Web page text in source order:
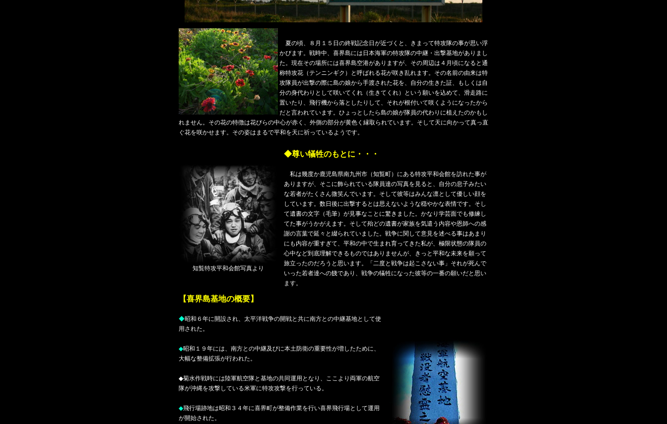
夏の頃、８月１５日の終戦記念日が近づくと、きまって特攻隊の事が思い浮
かびます。戦時中、喜界島には日本海軍の特攻隊の中継・出撃基地がありまし
た。現在その場所には喜界島空港がありますが、その周辺は４月頃になると通
称特攻花（テンニンギク）と呼ばれる花が咲き乱れます。その名前の由来は特
攻隊員が出撃の際に島の娘から手渡された花を、自分の生きた証、もしくは自
分の身代わりとして咲いてくれ（生きてくれ）という願いを込めて、滑走路に
置いたり、飛行機から落としたりして、それが根付いて咲くようになったから
だと言われています。ひょっとしたら島の娘が隊員の代わりに植えたのかもし
れません。その花の特徴は花びらの中心が赤く、外側の部分が黄色く縁取られています。そして天に向かって真っ直
ぐ花を咲かせます。その姿はまるで平和を天に祈っているようです。
知覧特攻平和会館写真より
◆尊い犠牲のもとに・・・
私は幾度か鹿児島県南九州市（知覧町）にある特攻平和会館を訪れた事が
ありますが、そこに飾られている隊員達の写真を見ると、自分の息子みたい
な若者がたくさん微笑んでいます。そして彼等はみんな凛として優しい顔を
しています。数日後に出撃するとは思えないような穏やかな表情です。そし
て遺書の文字（毛筆）が見事なことに驚きました。かなり学芸面でも修練し
てた事がうかがえます。そして殆どの遺書が家族を気遣う内容や恩師への感
謝の言葉で延々と綴られていました。戦争に関して意見を述べる事はあまり
にも内容が重すぎて、平和の中で生まれ育ってきた私が、極限状態の隊員の
心中など到底理解できるものではありませんが、きっと平和な未来を願って
旅立ったのだろうと思います。「二度と戦争は起こさない事」それが死んで
いった若者達への餞であり、戦争の犠牲になった彼等の一番の願いだと思い
ます。
【喜界島基地の概要】
◆昭和６年に開設され、太平洋戦争の開戦と共に南方との中継基地として使
用された。
◆昭和１９年には、南方との中継及びに本土防衛の重要性が増したために、
大幅な整備拡張が行われた。
◆菊水作戦時には陸軍航空隊と基地の共同運用となり、ここより両軍の航空
隊が沖縄を攻撃している米軍に特攻攻撃を行っている。
◆飛行場跡地は昭和３４年に喜界町が整備作業を行い喜界飛行場として運用
が開始された。